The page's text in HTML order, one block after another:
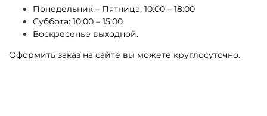
Понедельник – Пятница: 10:00 – 18:00
Суббота: 10:00 – 15:00
Воскресенье выходной.
Оформить заказ на сайте вы можете круглосуточно.